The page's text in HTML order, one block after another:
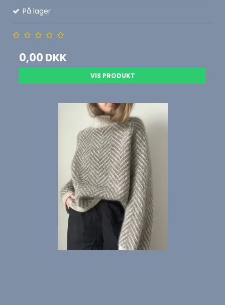
På lager
0,00 DKK
VIS PRODUKT